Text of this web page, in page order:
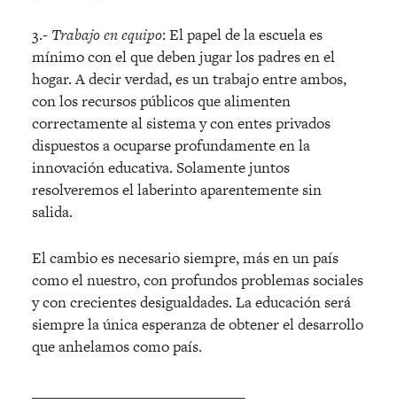
3.- Trabajo en equipo: El papel de la escuela es
mínimo con el que deben jugar los padres en el
hogar. A decir verdad, es un trabajo entre ambos,
con los recursos públicos que alimenten
correctamente al sistema y con entes privados
dispuestos a ocuparse profundamente en la
innovación educativa. Solamente juntos
resolveremos el laberinto aparentemente sin
salida.
El cambio es necesario siempre, más en un país
como el nuestro, con profundos problemas sociales
y con crecientes desigualdades. La educación será
siempre la única esperanza de obtener el desarrollo
que anhelamos como país.